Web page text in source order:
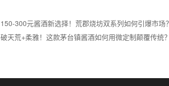
150-300元酱酒新选择！荒郡烧坊双系列如何引爆市场？
破天荒+柔雅！这款茅台镇酱酒如何用微定制颠覆传统？